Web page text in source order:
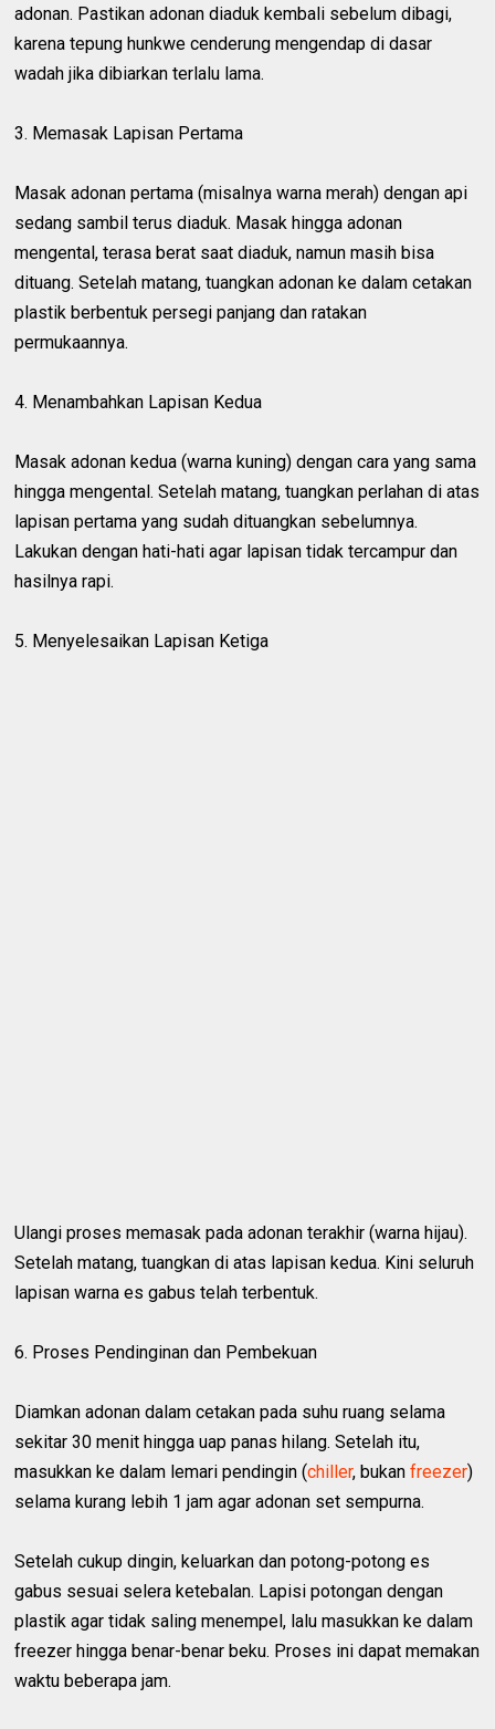
adonan. Pastikan adonan diaduk kembali sebelum dibagi,
karena tepung hunkwe cenderung mengendap di dasar
wadah jika dibiarkan terlalu lama.
3. Memasak Lapisan Pertama
Masak adonan pertama (misalnya warna merah) dengan api
sedang sambil terus diaduk. Masak hingga adonan
mengental, terasa berat saat diaduk, namun masih bisa
dituang. Setelah matang, tuangkan adonan ke dalam cetakan
plastik berbentuk persegi panjang dan ratakan
permukaannya.
4. Menambahkan Lapisan Kedua
Masak adonan kedua (warna kuning) dengan cara yang sama
hingga mengental. Setelah matang, tuangkan perlahan di atas
lapisan pertama yang sudah dituangkan sebelumnya.
Lakukan dengan hati-hati agar lapisan tidak tercampur dan
hasilnya rapi.
5. Menyelesaikan Lapisan Ketiga
Ulangi proses memasak pada adonan terakhir (warna hijau).
Setelah matang, tuangkan di atas lapisan kedua. Kini seluruh
lapisan warna es gabus telah terbentuk.
6. Proses Pendinginan dan Pembekuan
Diamkan adonan dalam cetakan pada suhu ruang selama
sekitar 30 menit hingga uap panas hilang. Setelah itu,
masukkan ke dalam lemari pendingin (chiller, bukanfreezer)
selama kurang lebih 1 jam agar adonan set sempurna.
Setelah cukup dingin, keluarkan dan potong-potong es
gabus sesuai selera ketebalan. Lapisi potongan dengan
plastik agar tidak saling menempel, lalu masukkan ke dalam
freezer hingga benar-benar beku. Proses ini dapat memakan
waktu beberapa jam.